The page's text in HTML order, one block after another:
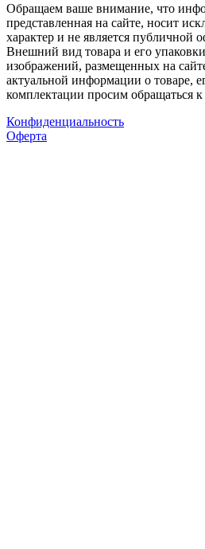
Обращаем ваше внимание, что
представленная на сайте, носит
характер и не является публичной
Внешний вид товара и его
изображений, размещенных на
актуальной информации о товаре,
комплектации просим обращаться
Конфиденциальность
Оферта